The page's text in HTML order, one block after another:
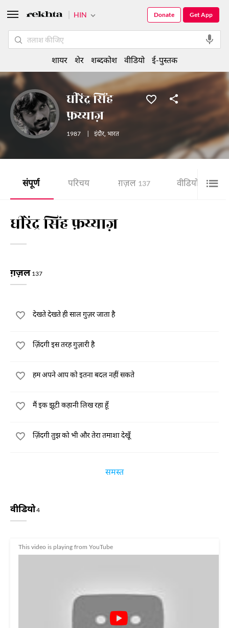
धीरेंद्र सिंह
फ़य्याज़
1987 इंदौर,भारत
संपूर्ण परिचय ग़ज़ल 137 वीडियो
धीरेंद्र सिंह फ़य्याज़
ग़ज़ल 137
देखते देखते ही साल गुज़र जाता है
ज़िंदगी इस तरह गुज़ारी है
हम अपने आप को इतना बदल नहीं सकते
मैं इक झूटी कहानी लिख रहा हूँ
ज़िंदगी तुझ को भी और तेरा तमाशा देखूँ
समस्त
वीडियो4
This video is playing from YouTube
HIN Get App
Donate
शायर शेर शब्दकोश वीडियो ई-पुस्तक